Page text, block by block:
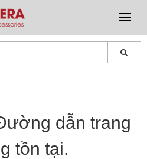
dẫn trang
tồn tại.